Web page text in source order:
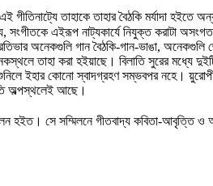
তাহাকে তাহার বৈঠকি মর্যাদা হইতে
সংগীতকে এইরূপ নাট্যকার্যে নিযুক্ত করাটা
অনেকগুলি গান বৈঠকি-গান-ভাঙা,
তাহা করা হইয়াছে। বিলাতি সুরের মধ্যে
ইহার কোনো স্বাদগ্রহণ সম্ভবপর নহে।
অল্পস্থলেই আছে।
হইত। সে সম্মিলনে গীতবাদ্য কবিতা-